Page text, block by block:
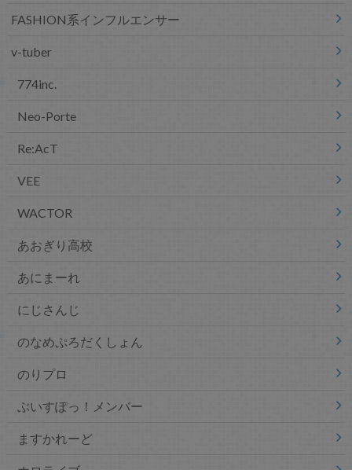
FASHION系インフルエンサー
v-tuber
774inc.
Neo-Porte
Re:AcT
VEE
WACTOR
あおぎり高校
あにまーれ
にじさんじ
のなめぷろだくしょん
のりプロ
ぶいすぽっ！メンバー
ますかれーど